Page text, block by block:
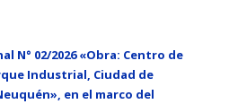
N° 02/2026 «Obra: Centro de
Industrial, Ciudad de
en el marco del